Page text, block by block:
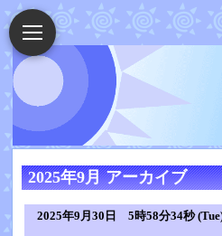
2025年9月 アーカイブ
2025年9月30日 5時58分34秒